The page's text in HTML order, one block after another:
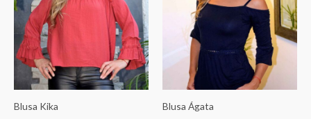
Blusa Kika Blusa Ágata